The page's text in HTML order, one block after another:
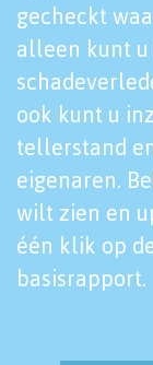
gecheckt
alleen kunt
ook kunt u
tellerstand
eigenaren.
wilt zien en
één klik op
basisrapport.